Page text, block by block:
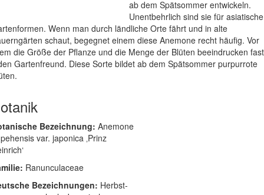
ab dem Spätsommer entwickeln.
Unentbehrlich sind sie für asiatische
Wenn man durch ländliche Orte fährt und in alte
schaut, begegnet einem diese Anemone recht häufig. Vor
die Größe der Pflanze und die Menge der Blüten beeindrucken fast
Gartenfreund. Diese Sorte bildet ab dem Spätsommer purpurrote
Bezeichnung: Anemone
var. japonica ‚Prinz
Ranunculaceae
Bezeichnungen: Herbst-